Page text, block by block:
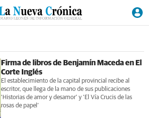
Firma de libros de Benjamín Maceda en El
Corte Inglés
El establecimiento de la capital provincial recibe al
escritor, que llega de la mano de sus publicaciones
‘Historias de amor y desamor’ y ‘El Vía Crucis de las
rosas de papel’